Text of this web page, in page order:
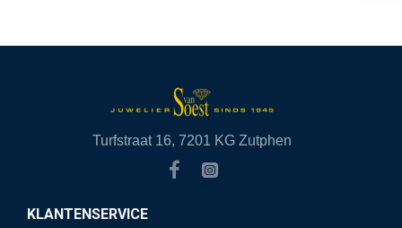
Turfstraat 16, 7201 KG Zutphen
KLANTENSERVICE